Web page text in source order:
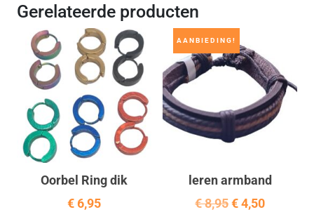
Gerelateerde producten
Oorbel Ring dik
€6,95
AANBIEDING!
leren armband
€8,95€4,50Huidige